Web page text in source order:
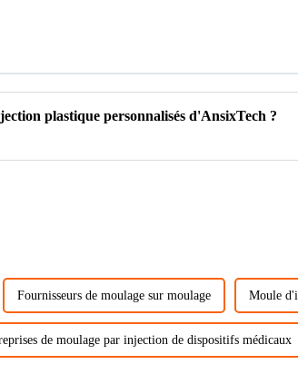
plastique personnalisés d'AnsixTech ?
Fournisseurs de moulage sur moulage Moule
de moulage par injection de dispositifs médicaux